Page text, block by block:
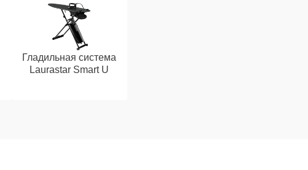
Гладильная система
Laurastar Smart U